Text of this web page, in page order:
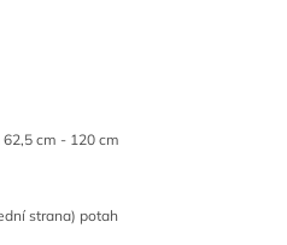
cm - 120 cm
strana) potah